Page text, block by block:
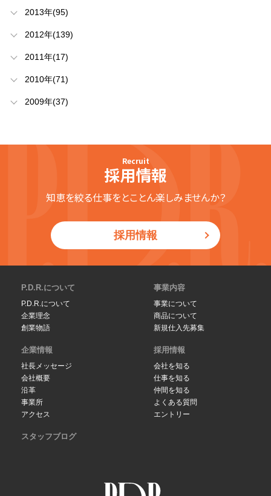
2013年(95)
2012年(139)
2011年(17)
2010年(71)
2009年(37)
Recruit
採用情報
知恵を絞る仕事をとことん楽しみませんか？
採用情報
P.D.R.について
P.D.R.について
企業理念
創業物語
事業内容
事業について
商品について
新規仕入先募集
企業情報
社長メッセージ
会社概要
沿革
事業所
アクセス
採用情報
会社を知る
仕事を知る
仲間を知る
よくある質問
エントリー
スタッフブログ